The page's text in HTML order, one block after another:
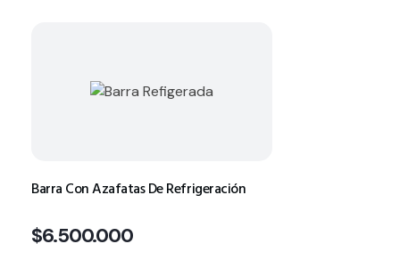
Barra Con Azafatas De Refrigeración
$6.500.000